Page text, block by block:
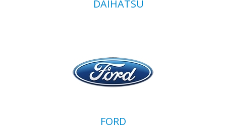
DAIHATSU
FORD